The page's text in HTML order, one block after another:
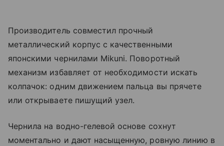
Производитель совместил прочный
металлический корпус с качественными
японскими чернилами Mikuni. Поворотный
механизм избавляет от необходимости искать
колпачок: одним движением пальца вы прячете
или открываете пишущий узел.
Чернила на водно-гелевой основе сохнут
моментально и дают насыщенную, ровную линию в